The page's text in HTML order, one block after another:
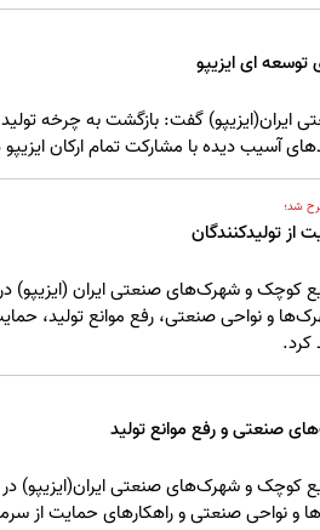
ای ایزیپو
گفت: بازگشت به چرخه
آسیب دیده با مشارکت تمام ارکان
شد؛
تولیدکنندگان
کوچک و شهرک‌های صنعتی ایران (ایزیپو)
و نواحی صنعتی، رفع موانع تولید،
کرد.
صنعتی و رفع موانع تولید
و شهرک‌های صنعتی ایران(ایزیپو) در
صنعتی و راهکارهای حمایت از